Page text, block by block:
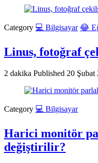
Category 💻 Bilgisayar 😂
Linus, fotoğraf
2 dakika Published 20 Şubat
Category 💻 Bilgisayar
Harici monitör
değiştirilir?